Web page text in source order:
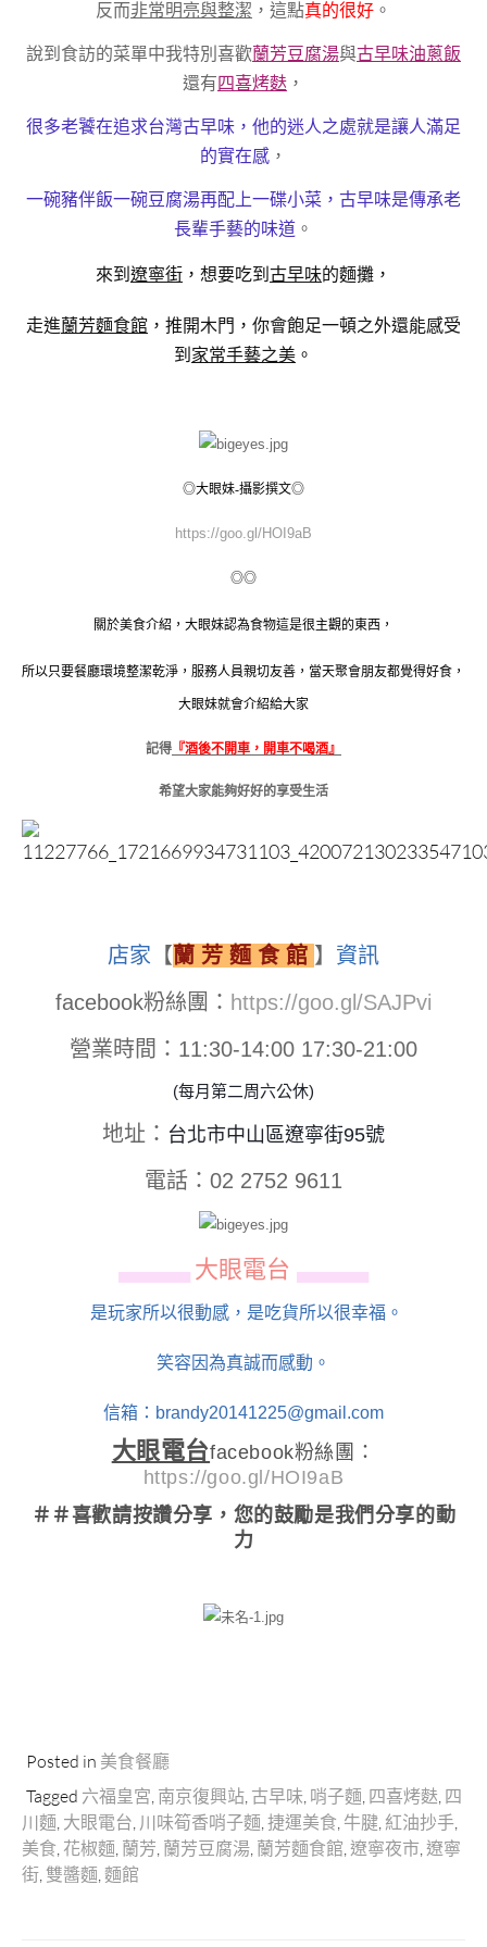
反而非常明亮與整潔 ，這點真的很好 。
說到食訪的菜單中我特別喜歡蘭芳豆腐湯與古早味油蔥飯
還有四喜烤麩 ，
很多老饕在追求台灣古早味，他的迷人之處就是讓人滿足
的實在感 ，
一碗豬伴飯一碗豆腐湯再配上一碟小菜，古早味是傳承老
長輩手藝的味道 。
來到遼寧街 ，想要吃到古早味的麵攤，
走進蘭芳麵食館 ，推開木門，你會飽足一頓之外還能感受
到家常手藝之美 。
◎大眼妹-攝影撰文◎
https://goo.gl/HOI9aB
◎◎
關於美食介紹，大眼妹認為食物這是很主觀的東西，
所以只要餐廳環境整潔乾淨，服務人員親切友善，當天聚會朋友都覺得好食，
大眼妹就會介紹給大家
記得 『酒後不開車，開車不喝酒』
希望大家能夠好好的享受生活
店家 【蘭 芳 麵 食 館 】 資訊
facebook粉絲團： https://goo.gl/SAJPvi
營業時間：11:30-14:00 17:30-21:00
(每月第二周六公休)
地址： 台北市中山區遼寧街95號
電話：02 2752 9611
▄▄▄▄▄▄ 大眼電台 ▄▄▄▄▄▄
是玩家所以很動感，是吃貨所以很幸福。
笑容因為真誠而感動。
信箱：brandy20141225@gmail.com
大眼電台facebook粉絲團：
https://goo.gl/HOI9aB
＃＃喜歡請按讚分享 ，您的鼓勵是我們分享的動
力
Posted in 美食餐廳
Tagged 六福皇宮 南京復興站 古早味 哨子麵 四喜烤麩 四
川麵 大眼電台 川味筍香哨子麵 捷運美食 牛腱 紅油抄手
美食 花椒麵 蘭芳 蘭芳豆腐湯 蘭芳麵食館 遼寧夜市 遼寧
街 雙醬麵 麵館